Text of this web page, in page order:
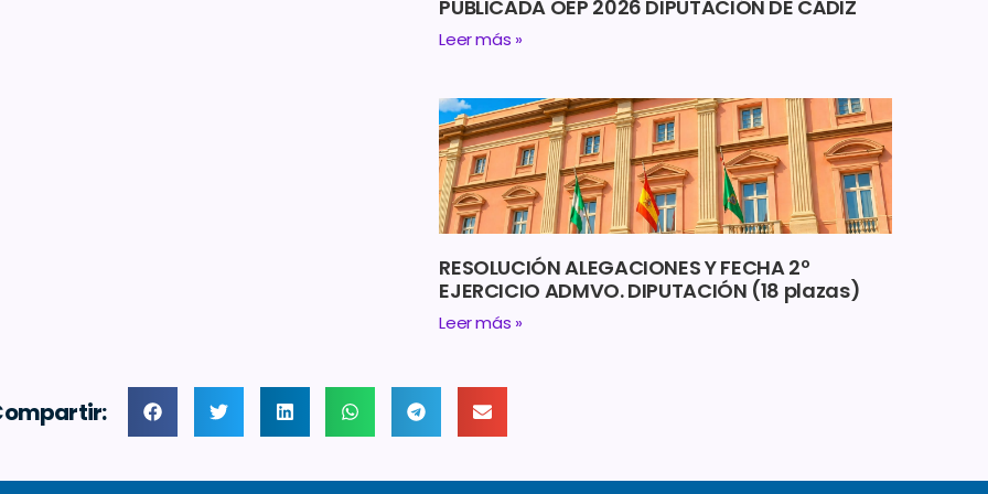
PUBLICADA OEP 2026 DIPUTACIÓN DE CÁDIZ
Leer más »
RESOLUCIÓN ALEGACIONES Y FECHA 2º
EJERCICIO ADMVO. DIPUTACIÓN (18 plazas)
Leer más »